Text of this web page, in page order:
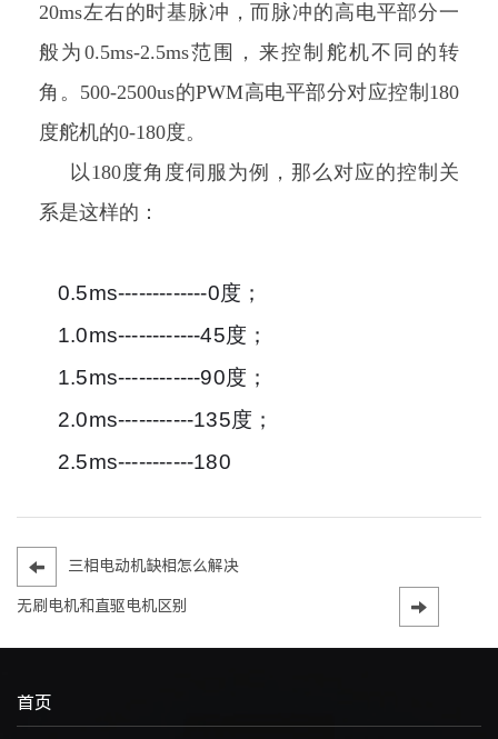
20ms左右的时基脉冲，而脉冲的高电平部分一
般为0.5ms-2.5ms范围，来控制舵机不同的转
角。 500-2500us的PWM高电平部分对应控制180
度舵机的0-180度。
以180度角度伺服为例，那么对应的控制关
系是这样的：
0.5ms-------------0度；
1.0ms------------45度；
1.5ms------------90度；
2.0ms-----------135度；
2.5ms-----------180
三相电动机缺相怎么解决
无刷电机和直驱电机区别
首页